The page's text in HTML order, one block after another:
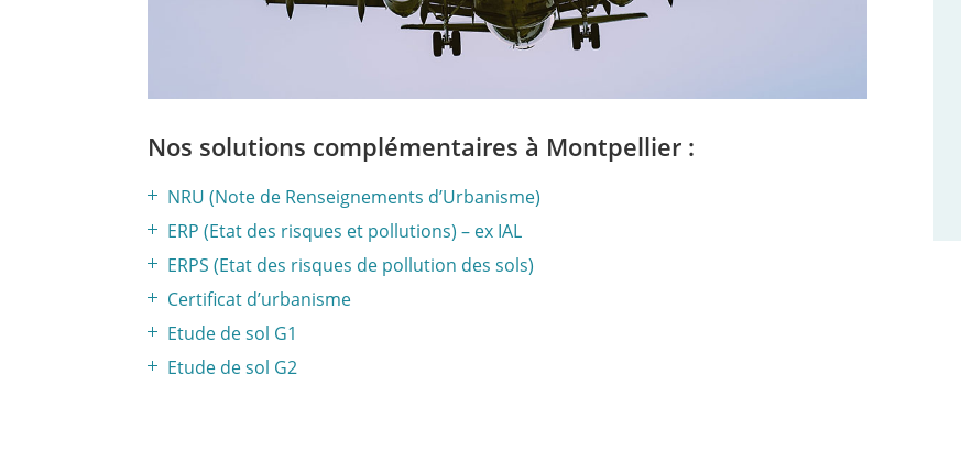
Nos solutions complémentaires à Montpellier :
NRU (Note de Renseignements d’Urbanisme)
ERP (Etat des risques et pollutions) – ex IAL
ERPS (Etat des risques de pollution des sols)
Certificat d’urbanisme
Etude de sol G1
Etude de sol G2